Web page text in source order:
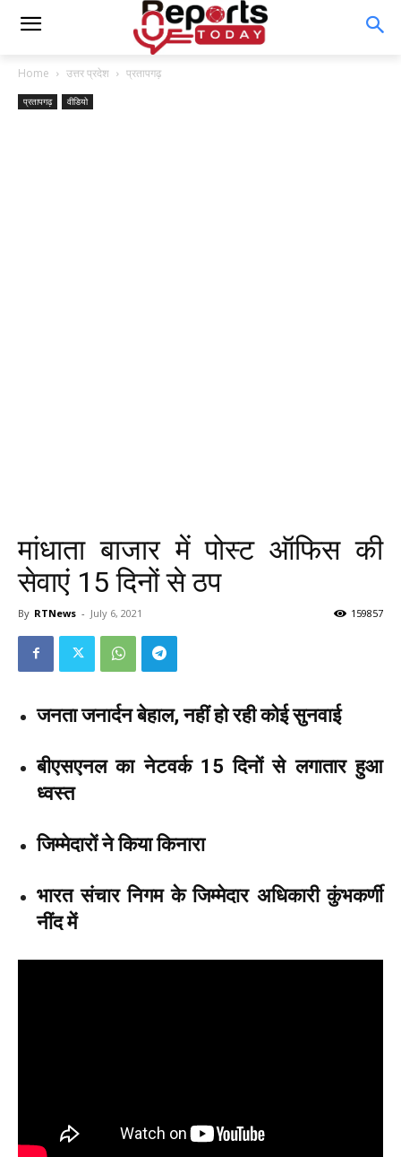
Home उत्तर प्रदेश प्रतापगढ़
प्रतापगढ़ वीडियो
मांधाता बाजार में पोस्ट ऑफिस की
सेवाएं 15 दिनों से ठप
By RTNews - July 6, 2021 159857
जनता जनार्दन बेहाल, नहीं हो रही कोई सुनवाई
बीएसएनल का नेटवर्क 15 दिनों से लगातार हुआ
ध्वस्त
जिम्मेदारों ने किया किनारा
भारत संचार निगम के जिम्मेदार अधिकारी कुंभकर्णी
नींद में